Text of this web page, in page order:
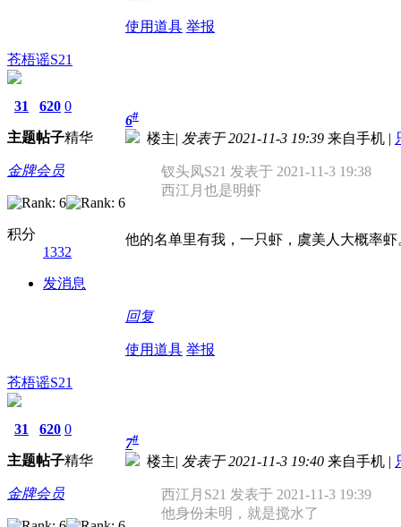
使用道具 举报
苍梧谣S21
31
主题
620
帖子
0
精华
金牌会员
积分
1332
发消息
6#
楼主| 发表于 2021-11-3 19:39 来自手机 |
钗头凤S21 发表于 2021-11-3 19:38
西江月也是明虾
他的名单里有我，一只虾，虞美人大概率
回复
使用道具 举报
苍梧谣S21
31
主题
620
帖子
0
精华
金牌会员
7#
楼主| 发表于 2021-11-3 19:40 来自手机 |
西江月S21 发表于 2021-11-3 19:39
他身份未明，就是搅水了